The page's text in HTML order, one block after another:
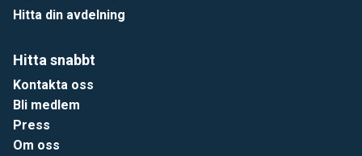
Hitta din avdelning
Hitta snabbt
Kontakta oss
Bli medlem
Press
Om oss